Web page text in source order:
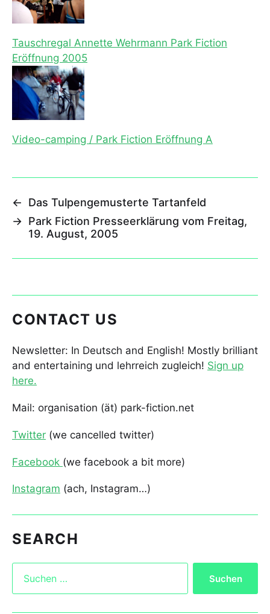
Tauschregal Annette Wehrmann Park Fiction
Eröffnung 2005
Video-camping / Park Fiction Eröffnung A
←
Das Tulpengemusterte Tartanfeld
→ Park Fiction Presseerklärung vom Freitag,
19. August, 2005
CONTACT US
Newsletter: In Deutsch and English! Mostly brilliant
and entertaining und lehrreich zugleich! Sign up
here.
Mail: organisation (ät) park-fiction.net
Twitter (we cancelled twitter)
Facebook (we facebook a bit more)
Instagram (ach, Instagram…)
SEARCH